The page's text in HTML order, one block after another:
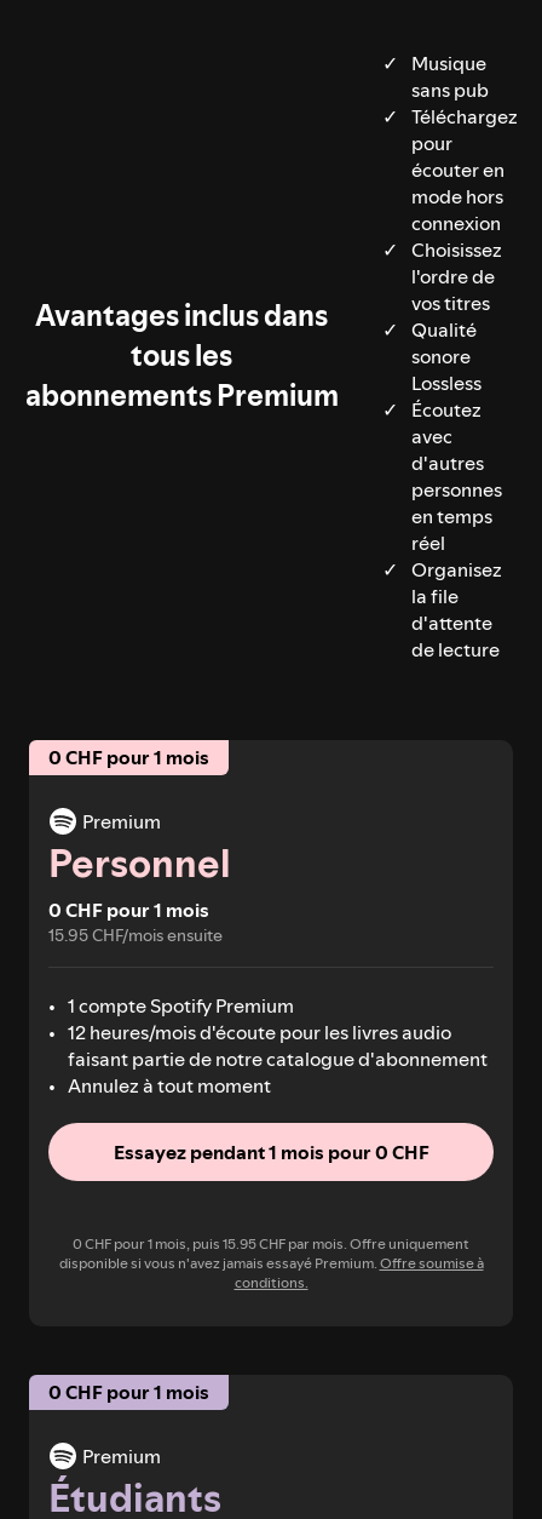
Avantages inclus dans
tous les
abonnements Premium
Musique
sans pub
Téléchargez
pour
écouter en
mode hors
connexion
Choisissez
l'ordre de
vos titres
Qualité
sonore
Lossless
Écoutez
avec
d'autres
personnes
en temps
réel
Organisez
la file
d'attente
de lecture
0 CHF pour 1 mois
Premium
Personnel
0 CHF pour 1 mois
15.95 CHF/mois ensuite
1 compte Spotify Premium
12 heures/mois d'écoute pour les livres audio
faisant partie de notre catalogue d'abonnement
Annulez à tout moment
Essayez pendant 1 mois pour 0 CHF
0 CHF pour 1 mois, puis 15.95 CHF par mois. Offre uniquement
disponible si vous n'avez jamais essayé Premium.Offre soumise à
conditions.
0 CHF pour 1 mois
Premium
Étudiants